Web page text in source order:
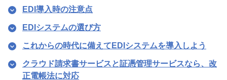
EDI導入時の注意点
EDIシステムの選び方
これからの時代に備えてEDIシステムを導入しよう
クラウド請求書サービスと証憑管理サービスなら、改
正電帳法に対応